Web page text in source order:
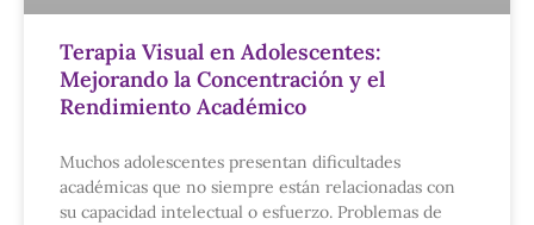
Terapia Visual en Adolescentes:
Mejorando la Concentración y el
Rendimiento Académico
Muchos adolescentes presentan dificultades
académicas que no siempre están relacionadas con
su capacidad intelectual o esfuerzo. Problemas de